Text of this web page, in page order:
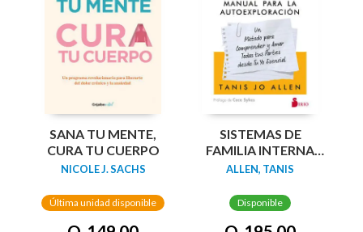
SANA TU MENTE,
CURA TU CUERPO
NICOLE J. SACHS
Última unidad disponible
SISTEMAS DE
FAMILIA INTERNA
(IFS): MANUAL PARA
AUTOEXPLORACIÓN
ALLEN, TANIS
Disponible